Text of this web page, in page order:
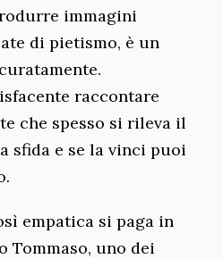
immagini
di pietismo, è un
raccontare
che spesso si rileva il
sfida e se la vinci puoi
empatica si paga in
Tommaso, uno dei